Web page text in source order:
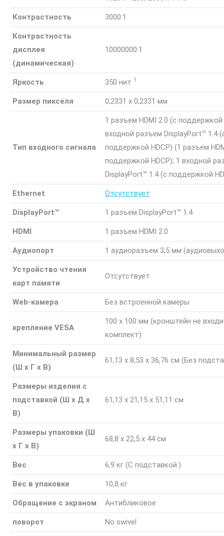
Контрастность 3000:1
Контрастность
дисплея
(динамическая)
10000000:1
Яркость 350 нит 1
Размер пикселя 0,2331 x 0,2331 мм
Тип входного сигнала
1 разъем HDMI 2.0 (с поддержкой
входной разъем DisplayPort™ 1.4
поддержкой HDCP) (1 разъем
поддержкой HDCP); 1 входной
DisplayPort™ 1.4 (с поддержкой
Ethernet Отсутствует
DisplayPort™ 1 разъем DisplayPort™ 1.4
HDMI 1 разъем HDMI 2.0
Аудиопорт 1 аудиоразъем 3,5 мм
Устройство чтения
карт памяти
Отсутствует
Web-камера Без встроенной камеры
крепление VESA
100 x 100 мм (кронштейн не
комплект)
Минимальный размер
(Ш x Г x В)
61,13 x 8,53 x 36,76 см (Без
Размеры изделия с
подставкой (Ш x Д x
В)
61,13 x 21,15 x 51,11 см
Размеры упаковки (Ш
x Г x В)
68,8 x 22,5 x 44 см
Вес 6,9 кг (С подставкой.)
Вес в упаковке 10,8 кг
Обращение с экраном Антибликовое
поворот No swivel